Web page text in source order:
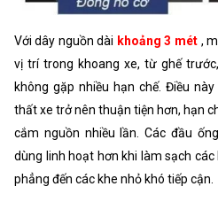
Với dây nguồn dài khoảng 3 mét ,
vị trí trong khoang xe, từ ghế
không gặp nhiều hạn chế. Điều
thất xe trở nên thuận tiện hơn, hạn
cắm nguồn nhiều lần. Các đầu
dùng linh hoạt hơn khi làm sạch
phẳng đến các khe nhỏ khó tiếp cận.